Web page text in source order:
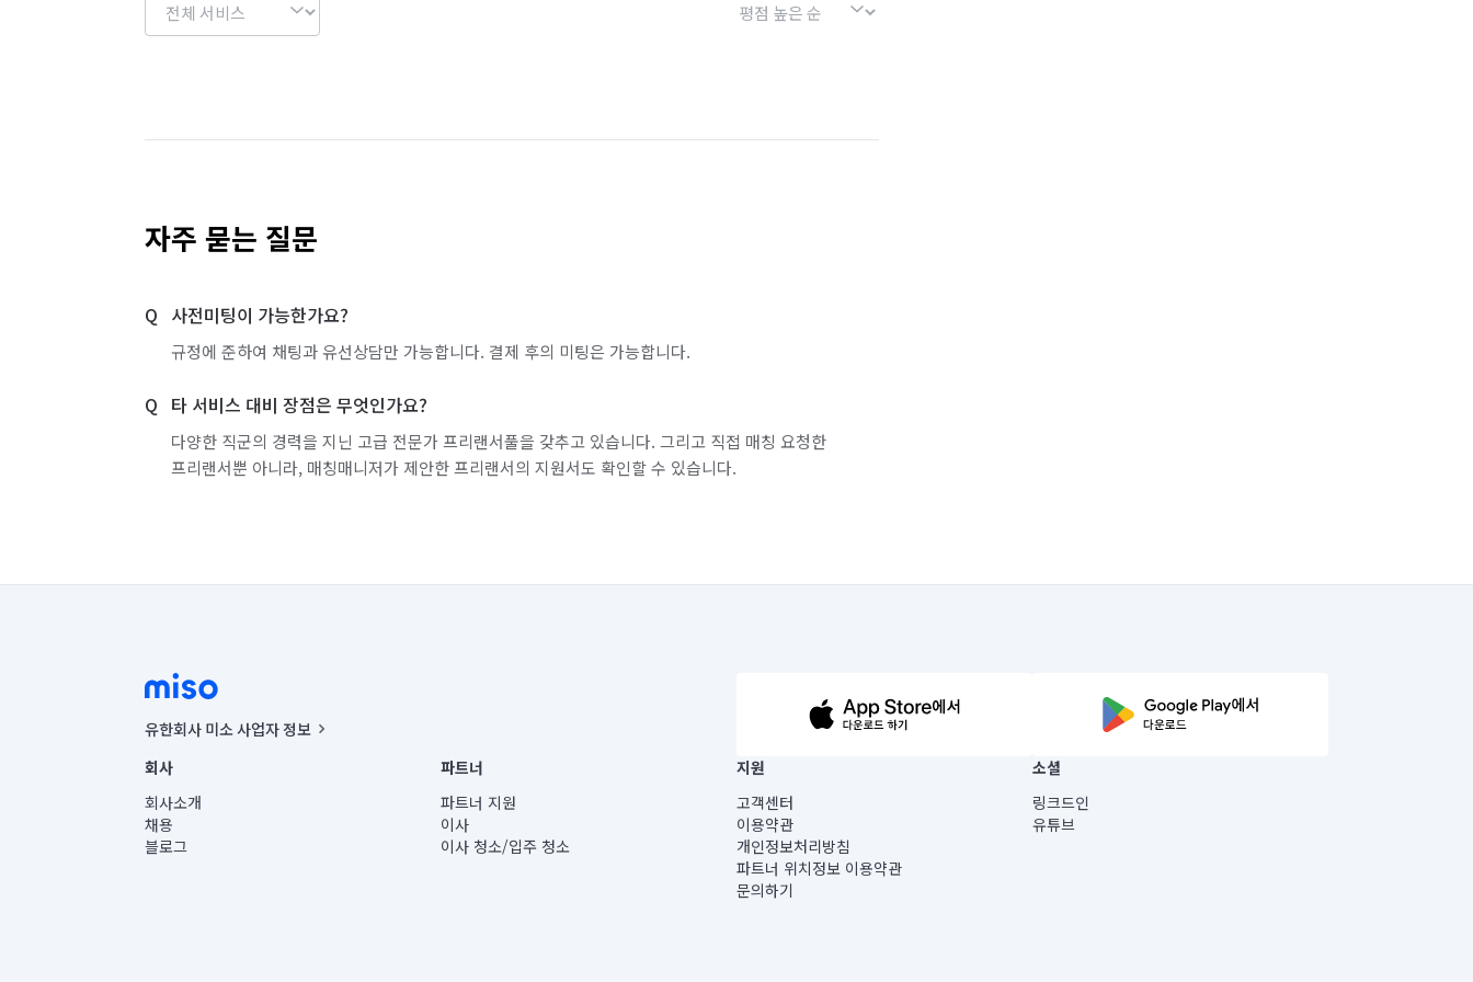
자주 묻는 질문
사전미팅이 가능한가요?
규정에 준하여 채팅과 유선상담만 가능합니다. 결제 후의 미팅은 가능합니다.
타 서비스 대비 장점은 무엇인가요?
다양한 직군의 경력을 지닌 고급 전문가 프리랜서풀을 갖추고 있습니다. 그리고 직접 매칭 요청한
프리랜서뿐 아니라, 매칭매니저가 제안한 프리랜서의 지원서도 확인할 수 있습니다.
유한회사 미소 사업자 정보
사업자등록번호 : 291-87-00271 | 인허가번호 : 2016-3220163-14-5-00019 |
통신판매신고번호 : 2024-서울종로-1400(공정거래위원회 정보) |
대표이사 : CHING VICTOR COLUMBIA RHEE
주소 | 본사: 서울특별시 종로구 율곡로 6(중학동, 트윈트리빌딩) B동 5층
컨택센터 : 서울특별시 종로구 수송동 율곡로 24, 7층, 8층 미소
회사
회사소개
채용
블로그
파트너
파트너 지원
이사
이사 청소/입주 청소
지원
고객센터
이용약관
개인정보처리방침
파트너 위치정보 이용약관
문의하기
소셜
링크드인
유튜브